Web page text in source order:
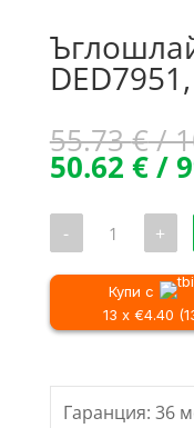
55.73€/
50.62 €/
- количество
Ъглошлайф
DEDRA
DED7951,
125mm,
950W
+
Купи с
13 x €4.40
Гаранция: 36